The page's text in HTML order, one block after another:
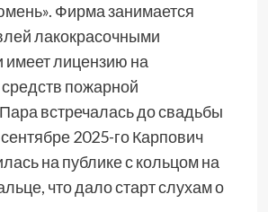
Фирма занимается
лакокрасочными
имеет лицензию на
пожарной
встречалась до свадьбы
2025-го Карпович
на публике с кольцом на
что дало старт слухам о